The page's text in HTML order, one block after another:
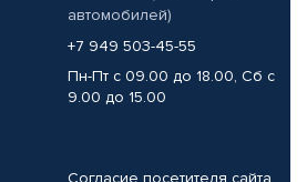
автомобилей)
+7 949 503-45-55
Пн-Пт с 09.00 до 18.00, Сб с
9.00 до 15.00
Согласие посетителя сайта